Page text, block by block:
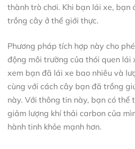
thành trò chơi. Khi bạn lái xe, bạn
trồng cây ở thế giới thực.
Phương pháp tích hợp này cho
động môi trường của thói quen lái
xem bạn đã lái xe bao nhiêu và
cùng với cách cây bạn đã trồng
này. Với thông tin này, bạn có thể
giảm lượng khí thải carbon của
hành tinh khỏe mạnh hơn.